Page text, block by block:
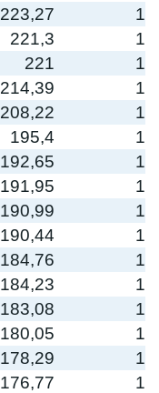
223,27
1
221,3
1
221
1
214,39
1
208,22
1
195,4
1
192,65
1
191,95
1
190,99
1
190,44
1
184,76
1
184,23
1
183,08
1
180,05
1
178,29
1
176,77
1